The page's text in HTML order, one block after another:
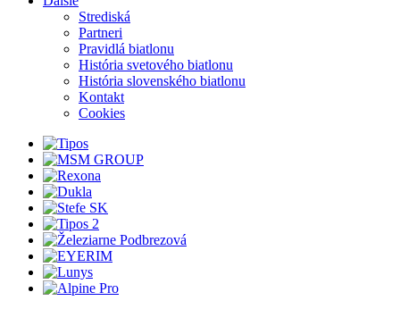
Strediská
Partneri
Pravidlá biatlonu
História svetového biatlonu
História slovenského biatlonu
Kontakt
Cookies